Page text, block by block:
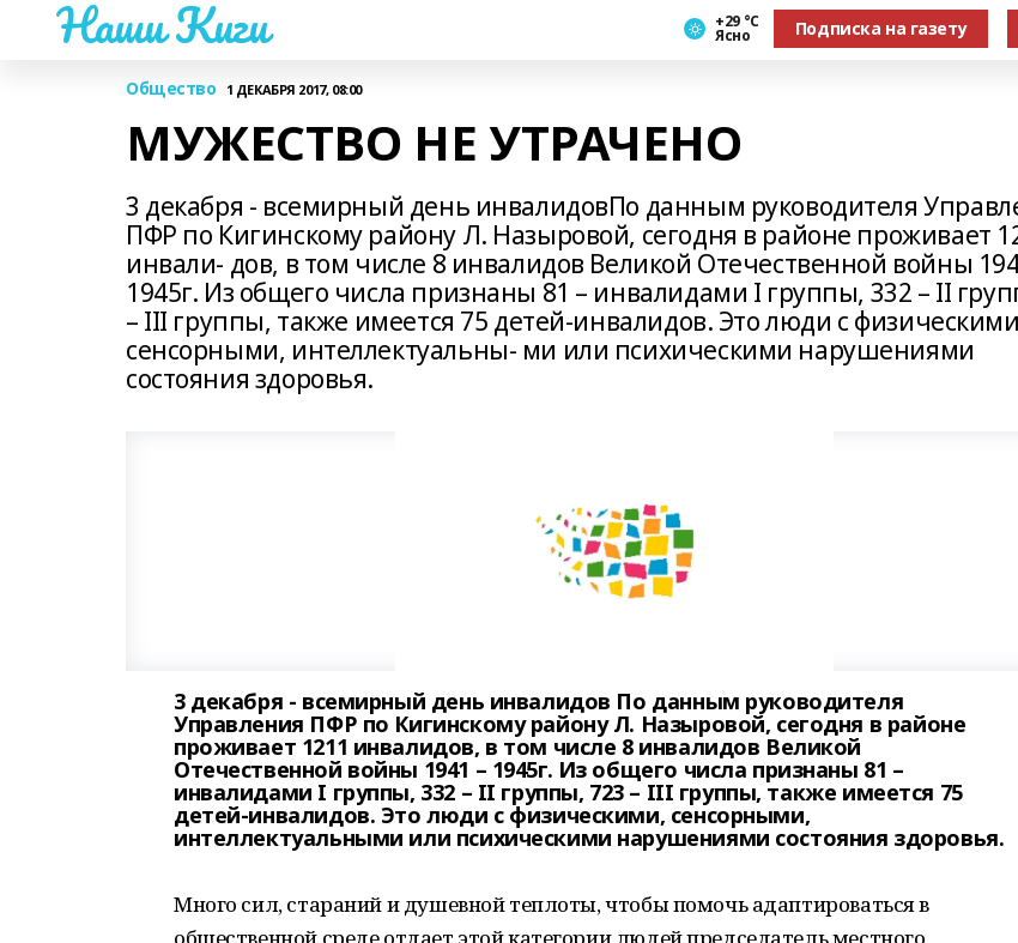
Наши Киги +29 °С
Ясно Подписка на газету
Общество 1 ДЕКАБРЯ 2017, 08:00
МУЖЕСТВО НЕ УТРАЧЕНО
3 декабря - всемирный день инвалидовПо данным руководителя
ПФР по Кигинскому району Л. Назыровой, сегодня в районе проживает
инвали- дов, в том числе 8 инвалидов Великой Отечественной войны
1945г. Из общего числа признаны 81 – инвалидами I группы, 332 – II
– III группы, также имеется 75 детей-инвалидов. Это люди с
сенсорными, интеллектуальны- ми или психическими нарушениями
состояния здоровья.
3 декабря - всемирный день инвалидов По данным руководителя
Управления ПФР по Кигинскому району Л. Назыровой, сегодня в районе
проживает 1211 инвалидов, в том числе 8 инвалидов Великой
Отечественной войны 1941 – 1945г. Из общего числа признаны 81 –
инвалидами I группы, 332 – II группы, 723 – III группы, также имеется 75
детей-инвалидов. Это люди с физическими, сенсорными,
интеллектуальными или психическими нарушениями состояния здоровья.
Много сил, стараний и душевной теплоты, чтобы помочь адаптироваться в